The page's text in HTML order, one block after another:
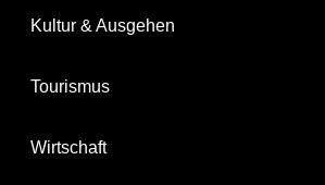
Kultur & Ausgehen
Tourismus
Wirtschaft